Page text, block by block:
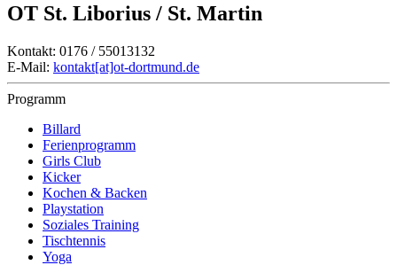
OT St. Liborius / St. Martin
Kontakt: 0176 / 55013132
E-Mail: kontakt[at]ot-dortmund.de
Programm
Billard
Ferienprogramm
Girls Club
Kicker
Kochen & Backen
Playstation
Soziales Training
Tischtennis
Yoga